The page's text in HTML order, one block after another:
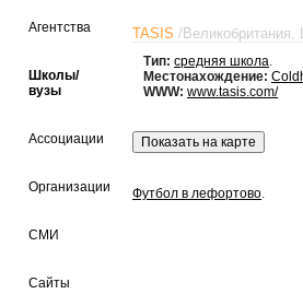
Агентства
Школы/
вузы
Ассоциации
Организации
СМИ
Сайты
TASIS /Великобритания,
Тип: средняя школа.
Местонахождение:
WWW: www.tasis.com/
Футбол в лефортово.